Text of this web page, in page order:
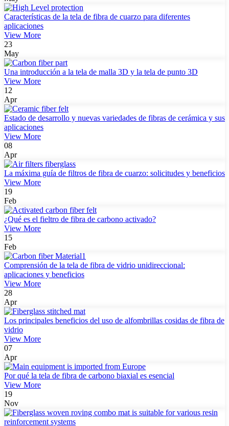
Características de la tela de fibra de cuarzo para diferentes
aplicaciones
View More
23
May
Una introducción a la tela de malla 3D y la tela de punto 3D
View More
12
Apr
Estado de desarrollo y nuevas variedades de fibras de cerámica y sus
aplicaciones
View More
08
Apr
La máxima guía de filtros de fibra de cuarzo: solicitudes y beneficios
View More
19
Feb
¿Qué es el fieltro de fibra de carbono activado?
View More
15
Feb
Comprensión de la tela de fibra de vidrio unidireccional:
aplicaciones y beneficios
View More
28
Apr
Los principales beneficios del uso de alfombrillas cosidas de fibra de
vidrio
View More
07
Apr
Por qué la tela de fibra de carbono biaxial es esencial
View More
19
Nov